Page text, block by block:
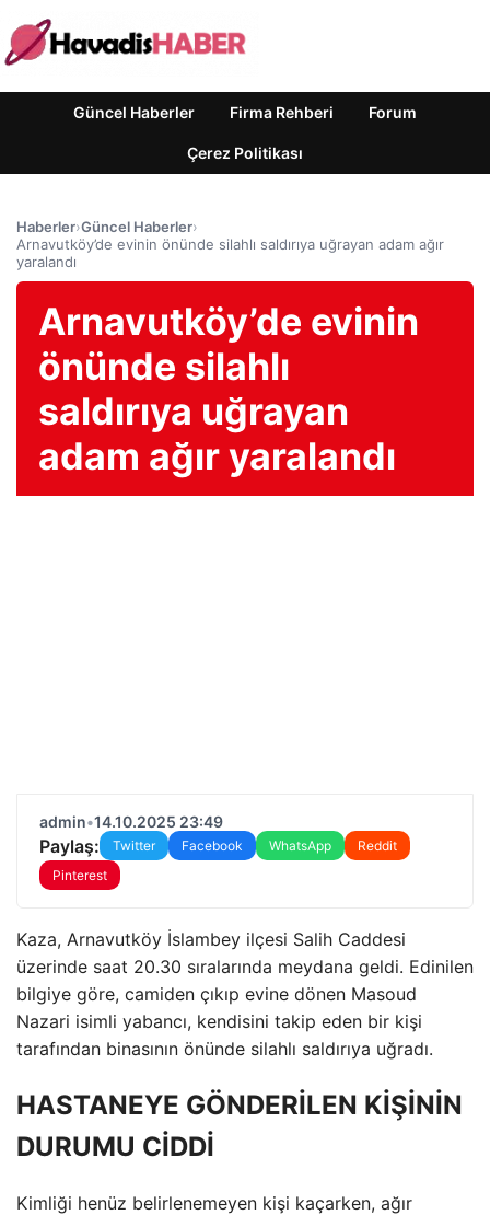
Güncel Haberler Firma Rehberi Forum
Çerez Politikası
Haberler›Güncel Haberler›
Arnavutköy’de evinin önünde silahlı saldırıya uğrayan adam ağır
yaralandı
Arnavutköy’de evinin
önünde silahlı
saldırıya uğrayan
adam ağır yaralandı
admin•14.10.2025 23:49
Paylaş: Twitter Facebook WhatsApp
Reddit
Pinterest
Kaza, Arnavutköy İslambey ilçesi Salih Caddesi
üzerinde saat 20.30 sıralarında meydana geldi. Edinilen
bilgiye göre, camiden çıkıp evine dönen Masoud
Nazari isimli yabancı, kendisini takip eden bir kişi
tarafından binasının önünde silahlı saldırıya uğradı.
HASTANEYE GÖNDERİLEN KİŞİNİN
DURUMU CİDDİ
Kimliği henüz belirlenemeyen kişi kaçarken, ağır